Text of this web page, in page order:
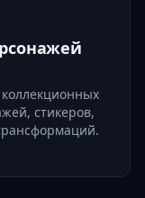
стикеров,